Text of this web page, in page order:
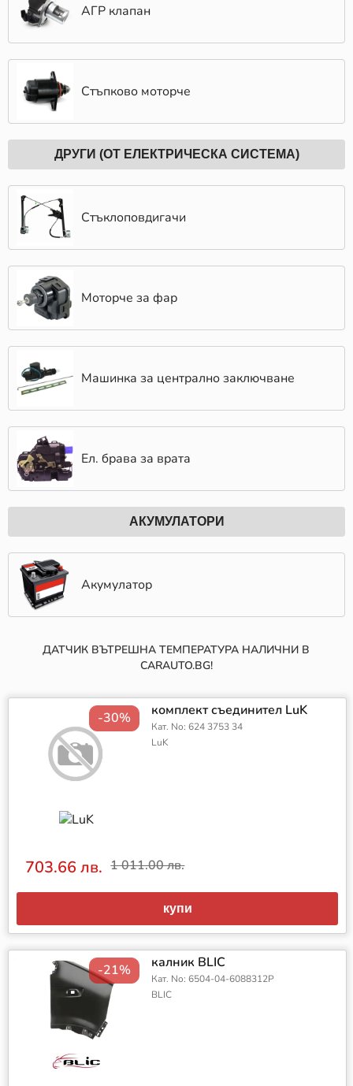
АГР клапан
Стъпково моторче
ДРУГИ (ОТ ЕЛЕКТРИЧЕСКА СИСТЕМА)
Стъклоповдигачи
Моторче за фар
Машинка за централно заключване
Ел. брава за врата
АКУМУЛАТОРИ
Акумулатор
ДАТЧИК ВЪТРЕШНА ТЕМПЕРАТУРА НАЛИЧНИ В
CARAUTO.BG!
-30% комплект съединител LuK
Кат. No: 624 3753 34
LuK
703.66 лв. 1 011.00 лв.
купи
-21% калник BLIC
Кат. No: 6504-04-6088312P
BLIC